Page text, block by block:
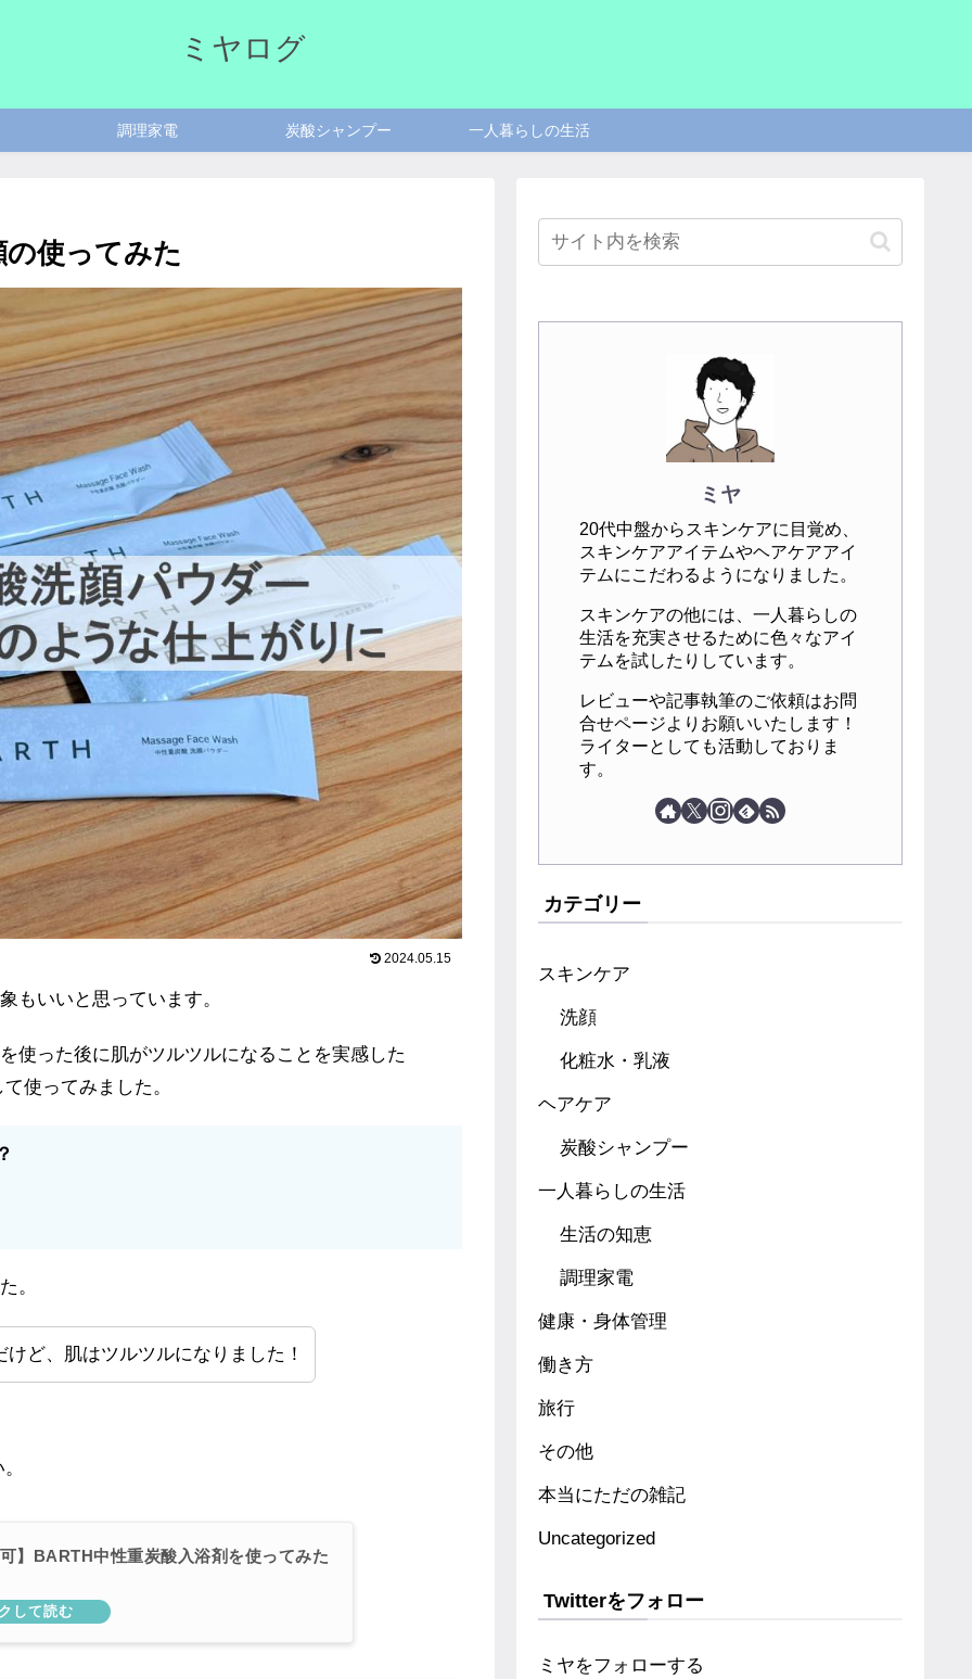
ミヤログ
調理家電 炭酸シャンプー 一人暮らしの生活
使ってみた
2024.05.15
もいいと思っています。
使った後に肌がツルツルになることを実感した
使ってみました。
。
ど、肌はツルツルになりました！
】BARTH中性重炭酸入浴剤を使ってみた
ミヤ
20代中盤からスキンケアに目覚め、
スキンケアアイテムやヘアケアアイ
テムにこだわるようになりました。
スキンケアの他には、一人暮らしの
生活を充実させるために色々なアイ
テムを試したりしています。
レビューや記事執筆のご依頼はお問
合せページよりお願いいたします！
ライターとしても活動しておりま
す。
カテゴリー
スキンケア
洗顔
化粧水・乳液
ヘアケア
炭酸シャンプー
一人暮らしの生活
生活の知恵
調理家電
健康・身体管理
働き方
旅行
その他
本当にただの雑記
Uncategorized
Twitterをフォロー
ミヤをフォローする